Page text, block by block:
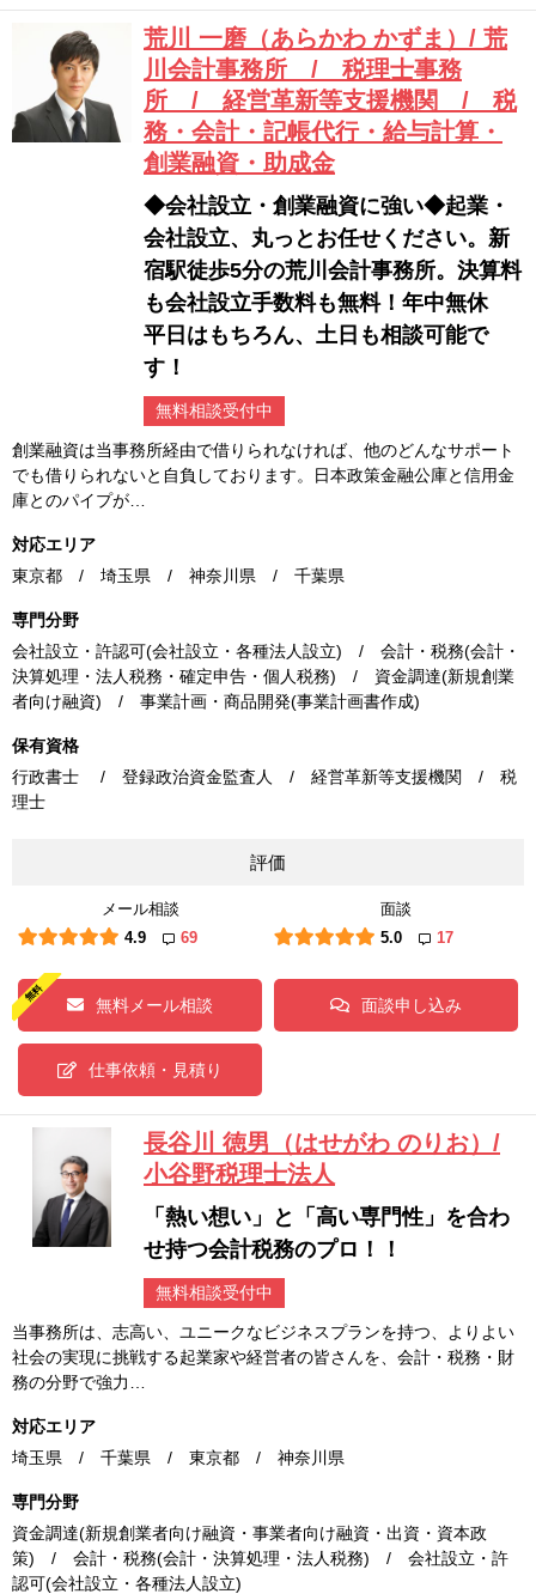
荒川 一磨（あらかわ かずま）/ 荒
川会計事務所 / 税理士事務
所 / 経営革新等支援機関 / 税
務・会計・記帳代行・給与計算・
創業融資・助成金
◆会社設立・創業融資に強い◆起業・
会社設立、丸っとお任せください。新
宿駅徒歩5分の荒川会計事務所。決算料
も会社設立手数料も無料！年中無休
平日はもちろん、土日も相談可能で
す！
無料相談受付中
創業融資は当事務所経由で借りられなければ、他のどんなサポート
でも借りられないと自負しております。日本政策金融公庫と信用金
庫とのパイプが…
対応エリア
東京都 / 埼玉県 / 神奈川県 / 千葉県
専門分野
会社設立・許認可(会社設立・各種法人設立) / 会計・税務(会計・
決算処理・法人税務・確定申告・個人税務) / 資金調達(新規創業
者向け融資) / 事業計画・商品開発(事業計画書作成)
保有資格
行政書士 / 登録政治資金監査人 / 経営革新等支援機関 / 税
理士
評価
メール相談
4.9
69
面談
5.0
17
無料メール相談 面談申し込み
仕事依頼・見積り
長谷川 徳男（はせがわ のりお）/
小谷野税理士法人
「熱い想い」と「高い専門性」を合わ
せ持つ会計税務のプロ！！
無料相談受付中
当事務所は、志高い、ユニークなビジネスプランを持つ、よりよい
社会の実現に挑戦する起業家や経営者の皆さんを、会計・税務・財
務の分野で強力…
対応エリア
埼玉県 / 千葉県 / 東京都 / 神奈川県
専門分野
資金調達(新規創業者向け融資・事業者向け融資・出資・資本政
策) / 会計・税務(会計・決算処理・法人税務) / 会社設立・許
認可(会社設立・各種法人設立)